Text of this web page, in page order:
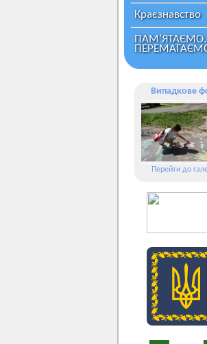
Краєзнавство
ПАМ’ЯТАЄМО.
Випадкове
Перейти до